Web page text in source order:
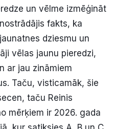
un vēlme izmēģināt
fakts, ka
dziesmu un
vēlas jaunu pieredzi,
ar jau zināmiem
Taču, visticamāk, šie
taču Reinis
mērķiem ir 2026. gada